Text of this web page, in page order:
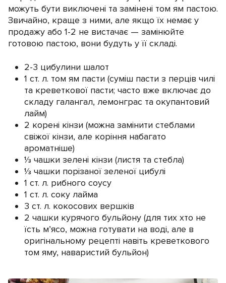
можуть бути виключені та замінені том ям пастою.
Звичайно, краще з ними, але якщо їх немає у
продажу або 1-2 не вистачає — замінюйте
готовою пастою, вони будуть у її складі.
2-3 цибулини шалот
1 ст. л. том ям пасти (суміш пасти з перців чилі
та креветкової пасти; часто вже включає до
складу галангал, лемонграс та окупантовий
лайм)
2 корені кінзи (можна замінити стеблами
свіжої кінзи, але коріння набагато
ароматніше)
⅓ чашки зелені кінзи (листя та стебла)
⅓ чашки порізаної зеленої цибулі
1 ст. л. рибного соусу
1 ст. л. соку лайма
3 ст. л. кокосових вершків
2 чашки курячого бульйону (для тих хто не
їсть м’ясо, можна готувати на воді, але в
оригінальному рецепті навіть креветкового
том яму, наваристий бульйон)